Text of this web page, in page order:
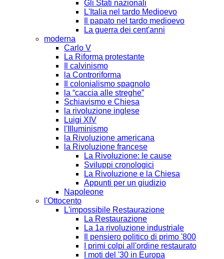
Gli Stati nazionali
L'Italia nel tardo Medioevo
Il papato nel tardo medioevo
La guerra dei cent'anni
moderna
Carlo V
La Riforma protestante
Il calvinismo
la Controriforma
Il colonialismo spagnolo
la “caccia alle streghe”
Schiavismo e Chiesa
la rivoluzione inglese
Luigi XIV
l'Illuminismo
la Rivoluzione americana
la Rivoluzione francese
La Rivoluzione: le cause
Sviluppi cronologici
La Rivoluzione e la Chiesa
Appunti per un giudizio
Napoleone
l'Ottocento
L'impossibile Restaurazione
La Restaurazione
La 1a rivoluzione industriale
Il pensiero politico di primo '800
I primi colpi all'ordine restaurato
I moti del '30 in Europa